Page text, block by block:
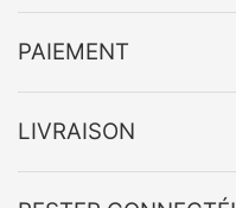
PAIEMENT
LIVRAISON